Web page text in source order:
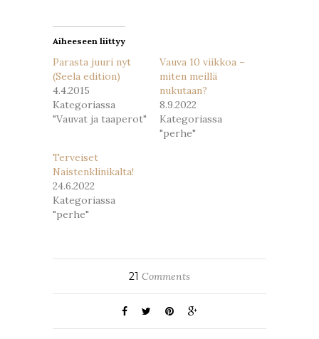
Aiheeseen liittyy
Parasta juuri nyt
(Seela edition)
4.4.2015
Kategoriassa
"Vauvat ja taaperot"
Vauva 10 viikkoa –
miten meillä
nukutaan?
8.9.2022
Kategoriassa
"perhe"
Terveiset
Naistenklinikalta!
24.6.2022
Kategoriassa
"perhe"
21 Comments